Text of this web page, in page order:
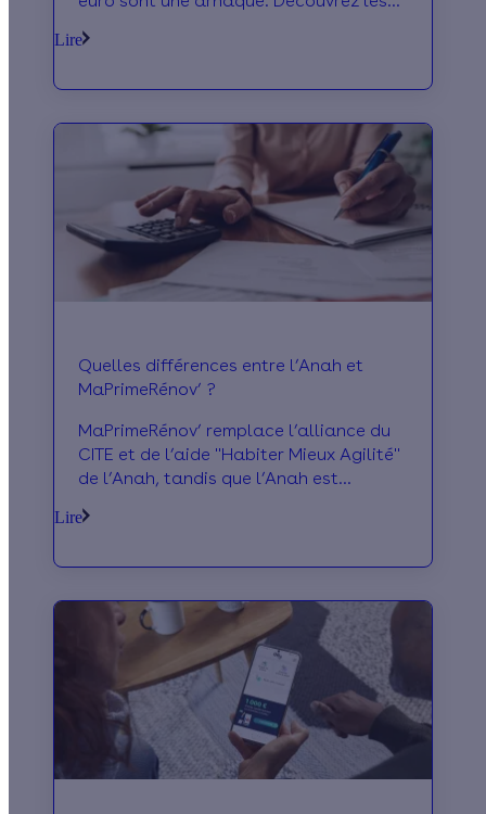
Lire
Quelles différences entre l’Anah et
MaPrimeRénov’ ?
MaPrimeRénov’ remplace l’alliance du
CITE et de l’aide "Habiter Mieux Agilité"
de l’Anah, tandis que l’Anah est
financière MaPrimeRénov’. Vous pouvez
Effy !
Lire